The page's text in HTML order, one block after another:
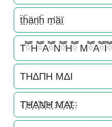
ẗ̤ḧ̤ä̤n̤̈ḧ̤ m̤̈ä̤ï̤
TཽHཽAཽNཽHཽ MཽAཽIཽ
THΔΠH MΔI
T҉H҉A҉N҉H҉ M҉A҉I҉